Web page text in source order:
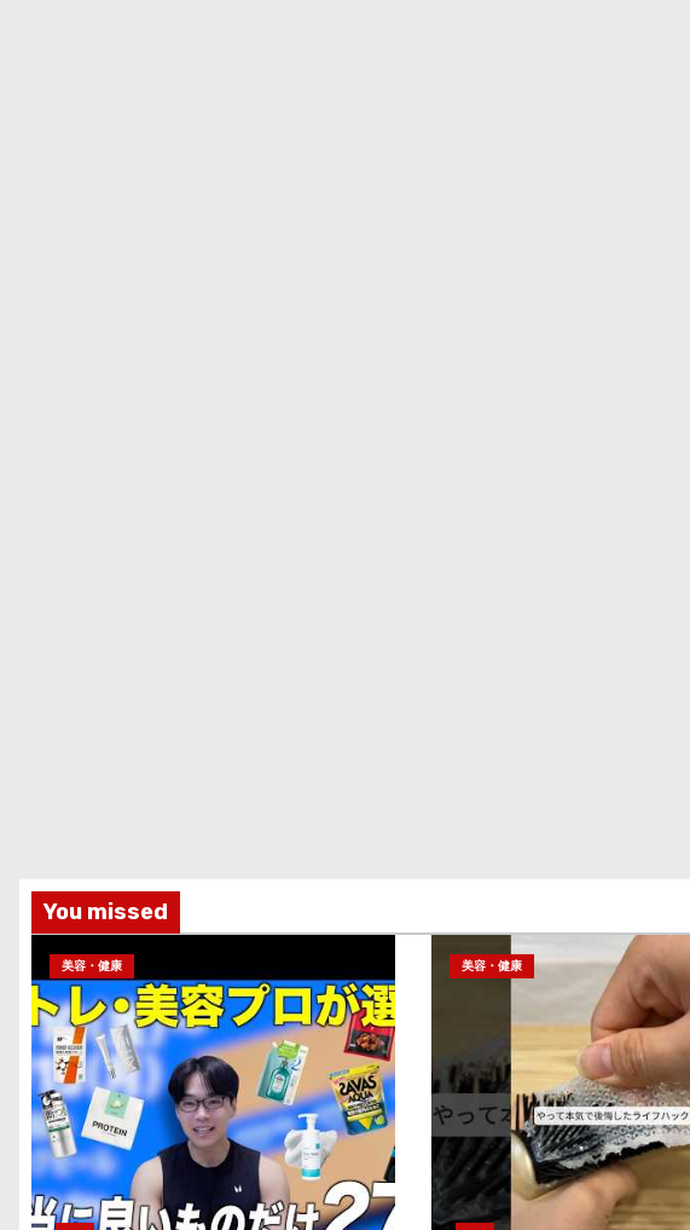
You missed
美容・健康 美容・健康